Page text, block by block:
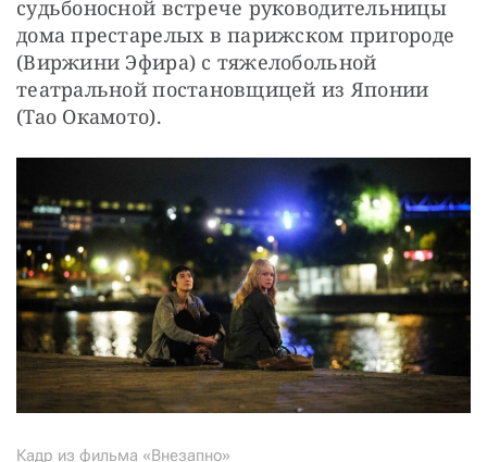
судьбоносной встрече руководительницы
дома престарелых в парижском пригороде
(Виржини Эфира) с тяжелобольной
театральной постановщицей из Японии
(Тао Окамото).
Кадр из фильма «Внезапно»